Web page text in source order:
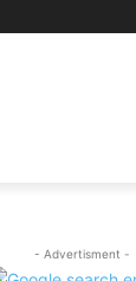
- Advertisment -